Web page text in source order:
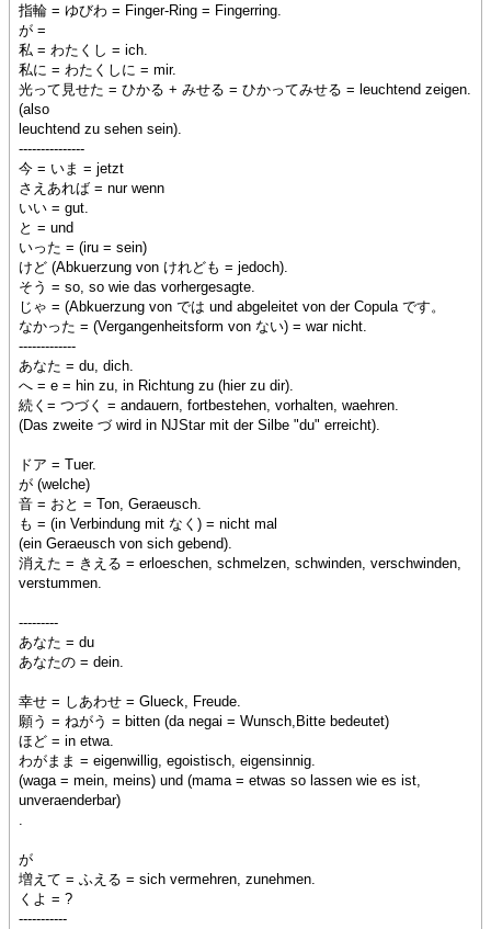
指輪 = ゆびわ = Finger-Ring = Fingerring.
が =
私 = わたくし = ich.
私に = わたくしに = mir.
光って見せた = ひかる + みせる = ひかってみせる = leuchtend zeigen.
(also
leuchtend zu sehen sein).
---------------
今 = いま = jetzt
さえあれば = nur wenn
いい = gut.
と = und
いった = (iru = sein)
けど (Abkuerzung von けれども = jedoch).
そう = so, so wie das vorhergesagte.
じゃ = (Abkuerzung von では und abgeleitet von der Copula です。
なかった = (Vergangenheitsform von ない) = war nicht.
-------------
あなた = du, dich.
へ = e = hin zu, in Richtung zu (hier zu dir).
続く= つづく = andauern, fortbestehen, vorhalten, waehren.
(Das zweite づ wird in NJStar mit der Silbe "du" erreicht).
ドア = Tuer.
が (welche)
音 = おと = Ton, Geraeusch.
も = (in Verbindung mit なく) = nicht mal
(ein Geraeusch von sich gebend).
消えた = きえる = erloeschen, schmelzen, schwinden, verschwinden,
verstummen.
---------
あなた = du
あなたの = dein.
幸せ = しあわせ = Glueck, Freude.
願う = ねがう = bitten (da negai = Wunsch,Bitte bedeutet)
ほど = in etwa.
わがまま = eigenwillig, egoistisch, eigensinnig.
(waga = mein, meins) und (mama = etwas so lassen wie es ist,
unveraenderbar)
が
増えて = ふえる = sich vermehren, zunehmen.
くよ = ?
-----------